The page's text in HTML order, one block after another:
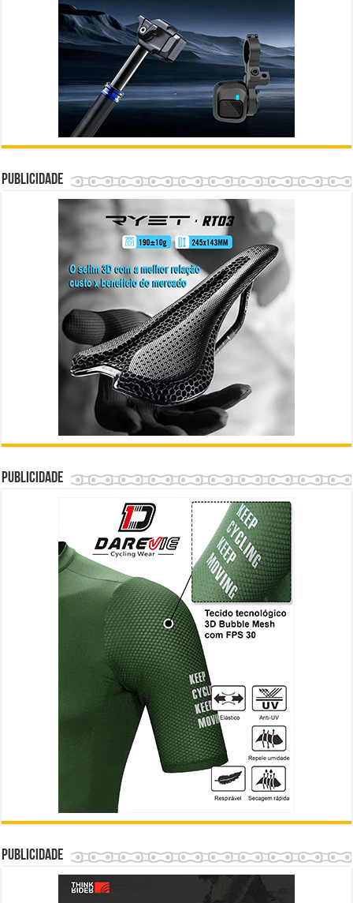
Publicidade
Publicidade
Publicidade